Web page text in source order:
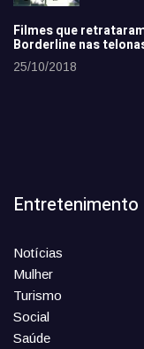
Filmes que
Borderline nas
25/10/2018
Entretenimento
Notícias
Mulher
Turismo
Social
Saúde